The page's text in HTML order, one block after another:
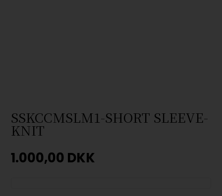
SSKCCMSLM1-SHORT SLEEVE-
KNIT
1.000,00 DKK